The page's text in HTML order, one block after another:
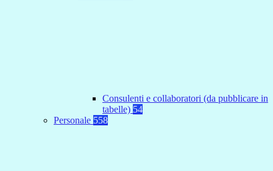
Consulenti e collaboratori (da pubblicare in
tabelle) 54
Personale 558